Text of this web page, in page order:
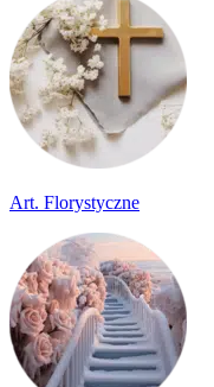
Art. Florystyczne